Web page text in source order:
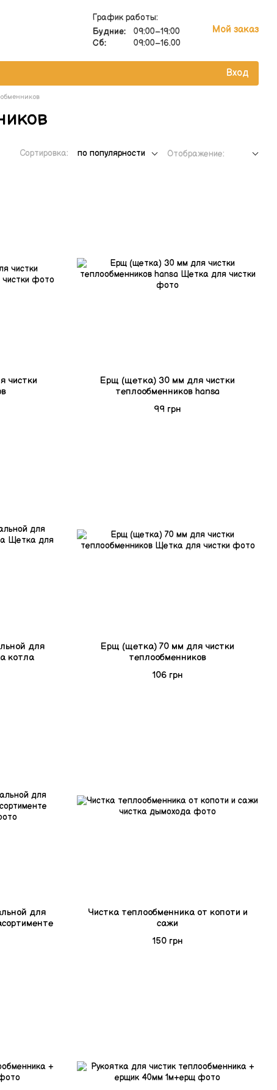
График работы:
Будние:
09:00–19:00
Сб:
09:00–16.00
Мой заказ
Вход
Сортировка: по популярности Отображение:
чистки
Ерщ (щетка) 30 мм для чистки
теплообменников hansa
99 грн
для
котла
Ерщ (щетка) 70 мм для чистки
теплообменников
106 грн
для
Чистка теплообменника от копоти и
сажи
150 грн